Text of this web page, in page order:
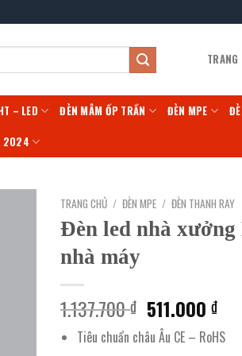
TRANG
– LED ĐÈN MÂM ỐP TRẦN ĐÈN MPE
2024
TRANG CHỦ / ĐÈN MPE / ĐÈN THANH RAY
Đèn led nhà
nhà máy
1.137.700₫ Giá
gốc
là:
511.000₫Giá
hiện
tại
Tiêu chuẩn châu Âu CE – RoHS